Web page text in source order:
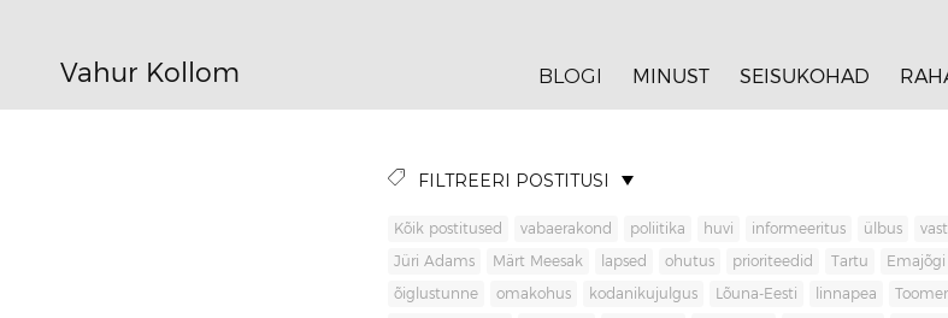
Vahur Kollom BLOGI MINUST SEISUKOHAD
FILTREERI POSTITUSI
Kõik postitused vabaerakond poliitika huvi informeeritus ülbus
Jüri Adams Märt Meesak lapsed ohutus prioriteedid Tartu Emajõgi
õiglustunne omakohus kodanikujulgus Lõuna-Eesti linnapea